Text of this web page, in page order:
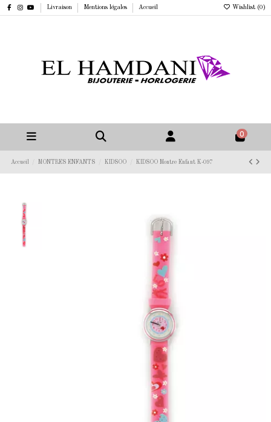
Livraison Mentions légales Accueil Wishlist (0 )
0
Accueil MONTRES ENFANTS KIDSOO KIDSOO Montre Enfant K-097